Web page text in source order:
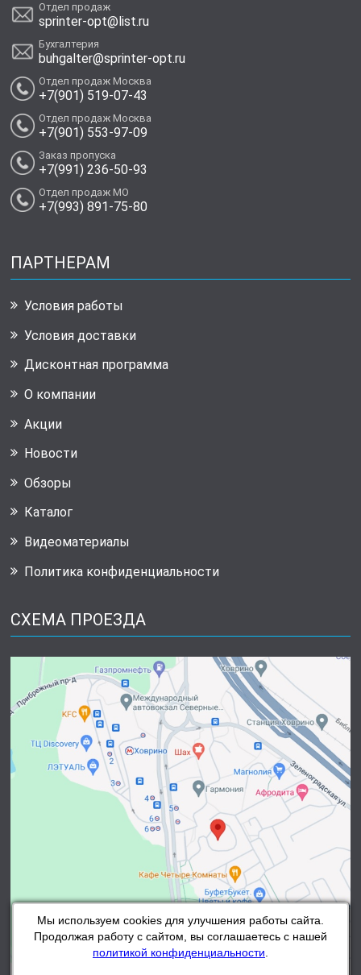
Мы используем cookies для улучшения работы сайта.
Продолжая работу с сайтом, вы соглашаетесь с нашей
политикой конфиденциальности
Отдел продаж
sprinter-opt@list.ru
Бухгалтерия
buhgalter@sprinter-opt.ru
Отдел продаж Москва
+7(901) 519-07-43
Отдел продаж Москва
+7(901) 553-97-09
Заказ пропуска
+7(991) 236-50-93
Отдел продаж МО
+7(993) 891-75-80
ПАРТНЕРАМ
Условия работы
Условия доставки
Дисконтная программа
О компании
Акции
Новости
Обзоры
Каталог
Видеоматериалы
Политика конфиденциальности
СХЕМА ПРОЕЗДА